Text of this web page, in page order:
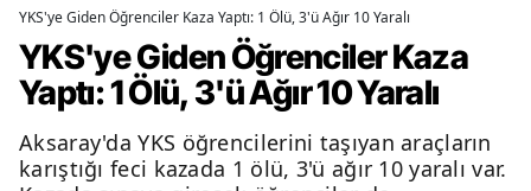
YKS'ye Giden Öğrenciler Kaza Yaptı: 1 Ölü, 3'ü Ağır 10 Yaralı
YKS'ye Giden Öğrenciler Kaza
Yaptı: 1 Ölü, 3'ü Ağır 10 Yaralı
Aksaray'da YKS öğrencilerini taşıyan araçların
karıştığı feci kazada 1 ölü, 3'ü ağır 10 yaralı var.